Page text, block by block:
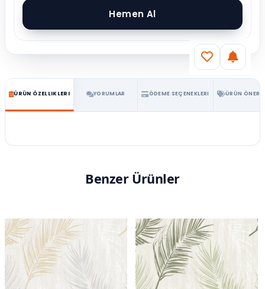
ÜRÜN ÖZELLIKLERI YORUMLAR ÖDEME SEÇENEKLERI ÜRÜN
Benzer Ürünler